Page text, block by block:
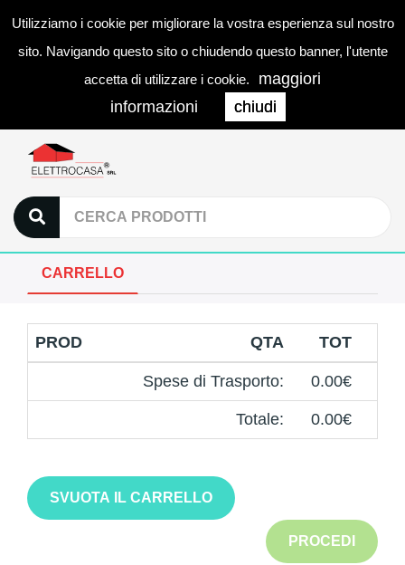
Utilizziamo i cookie per migliorare la vostra esperienza sul nostro
sito. Navigando questo sito o chiudendo questo banner, l'utente
accetta di utilizzare i cookie.
maggiori
informazioni
chiudi
0
CARRELLO
PROD QTA TOT
Spese di Trasporto: 0.00€
Totale: 0.00€
SVUOTA IL CARRELLO
PROCEDI